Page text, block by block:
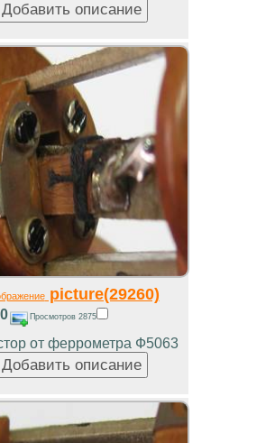
picture(29260)
0 Просмотров 2875
от феррометра Ф5063